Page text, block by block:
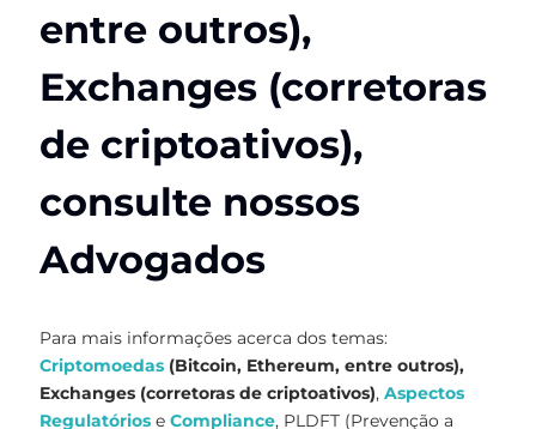
entre outros),
Exchanges (corretoras
de criptoativos),
consulte nossos
Advogados
Para mais informações acerca dos temas:
Criptomoedas (Bitcoin, Ethereum, entre outros),
Exchanges (corretoras de criptoativos), Aspectos
Regulatórios e Compliance, PLDFT (Prevenção a